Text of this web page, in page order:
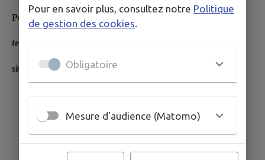
Pour plus de renseignements :
tel :
site internet : https://www.locret-materiel-elevage.com/
Pour en savoir plus, consultez notre Politique
de gestion des cookies.
Obligatoire
Mesure d'audience (Matomo)